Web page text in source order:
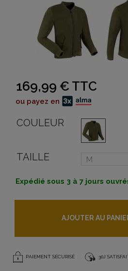
169,99 € TTC
ou payez en
COULEUR
TAILLE
Expédié sous 3 à 7 jours
AJOUTER AU
PAIEMENT SÉCURISÉ 30J